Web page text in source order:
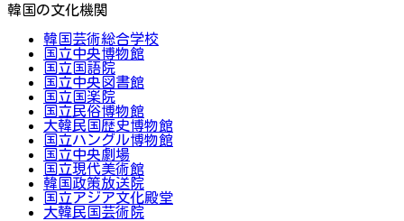
韓国の文化機関
韓国芸術総合学校
国立中央博物館
国立国語院
国立中央図書館
国立国楽院
国立民俗博物館
大韓民国歴史博物館
国立ハングル博物館
国立中央劇場
国立現代美術館
韓国政策放送院
国立アジア文化殿堂
大韓民国芸術院